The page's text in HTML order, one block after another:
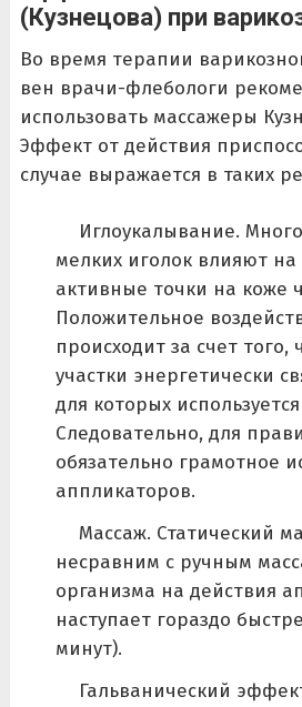
(Кузнецова) при
Во время терапии
вен врачи-флебологи
использовать массажеры
Эффект от действия
случае выражается в таких
Иглоукалывание.
мелких иголок влияют на
активные точки на коже
Положительное
происходит за счет
участки энергетически
для которых
Следовательно, для
обязательно грамотное
аппликаторов.
Массаж. Статический
несравним с ручным
организма на действия
наступает гораздо
минут).
Гальванический